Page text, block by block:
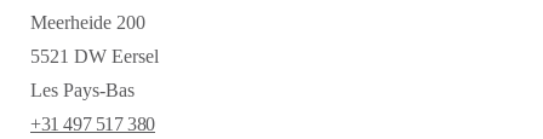
Meerheide 200
5521 DW Eersel
Les Pays-Bas
+31 497 517 380